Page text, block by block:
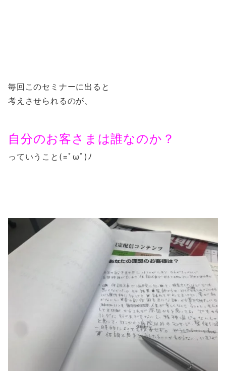
毎回このセミナーに出ると
考えさせられるのが、
自分のお客さまは誰なのか？
っていうこと(=ﾟωﾟ)ﾉ